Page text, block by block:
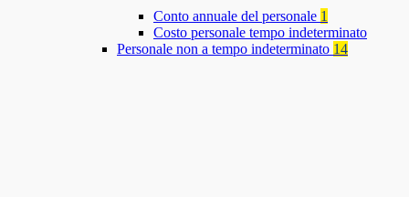
Conto annuale del personale 1
Costo personale tempo indeterminato
Personale non a tempo indeterminato 14